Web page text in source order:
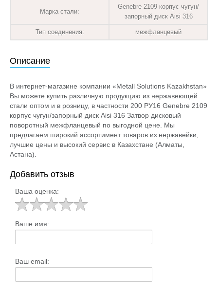
Марка стали:
Genebre 2109 корпус чугун/
запорный диск Aisi 316
Тип соединения: межфланцевый
Описание
В интернет-магазине компании «Metall Solutions Kazakhstan»
Вы можете купить различную продукцию из нержавеющей
стали оптом и в розницу, в частности 200 РУ16 Genebre 2109
корпус чугун/запорный диск Aisi 316 Затвор дисковый
поворотный межфланцевый по выгодной цене. Мы
предлагаем широкий ассортимент товаров из нержавейки,
лучшие цены и высокий сервис в Казахстане (Алматы,
Астана).
Добавить отзыв
Ваша оценка:
Ваше имя:
Ваш email: